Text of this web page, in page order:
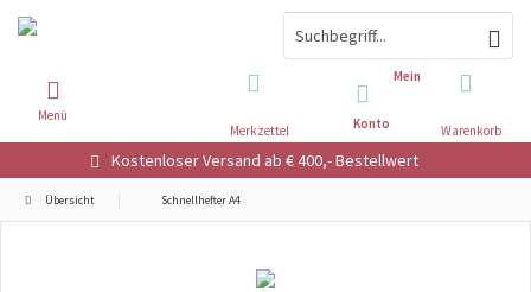
Kostenloser Versand ab € 400,- Bestellwert
Warenkorb
Merkzettel
Mein
Konto
Menü
Übersicht Schnellhefter A4